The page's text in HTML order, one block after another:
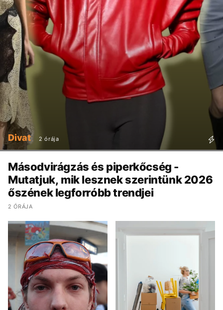
Divat 2 órája
Másodvirágzás és piperkőcség -
Mutatjuk, mik lesznek szerintünk 2026
őszének legforróbb trendjei
2 ÓRÁJA